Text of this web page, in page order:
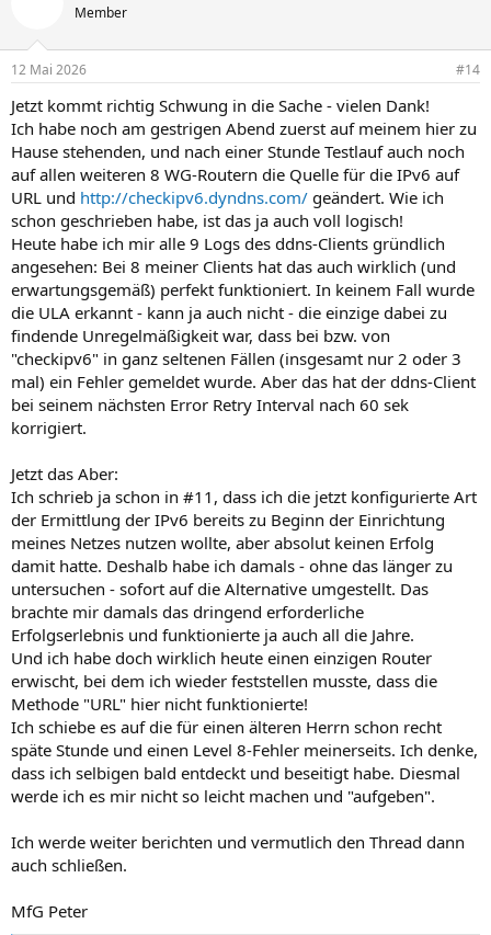
e
:
Member
12 Mai 2026 #14
Jetzt kommt richtig Schwung in die Sache - vielen Dank!
Ich habe noch am gestrigen Abend zuerst auf meinem hier zu
Hause stehenden, und nach einer Stunde Testlauf auch noch
auf allen weiteren 8 WG-Routern die Quelle für die IPv6 auf
URL und http://checkipv6.dyndns.com/ geändert. Wie ich
schon geschrieben habe, ist das ja auch voll logisch!
Heute habe ich mir alle 9 Logs des ddns-Clients gründlich
angesehen: Bei 8 meiner Clients hat das auch wirklich (und
erwartungsgemäß) perfekt funktioniert. In keinem Fall wurde
die ULA erkannt - kann ja auch nicht - die einzige dabei zu
findende Unregelmäßigkeit war, dass bei bzw. von
"checkipv6" in ganz seltenen Fällen (insgesamt nur 2 oder 3
mal) ein Fehler gemeldet wurde. Aber das hat der ddns-Client
bei seinem nächsten Error Retry Interval nach 60 sek
korrigiert.
Jetzt das Aber:
Ich schrieb ja schon in #11, dass ich die jetzt konfigurierte Art
der Ermittlung der IPv6 bereits zu Beginn der Einrichtung
meines Netzes nutzen wollte, aber absolut keinen Erfolg
damit hatte. Deshalb habe ich damals - ohne das länger zu
untersuchen - sofort auf die Alternative umgestellt. Das
brachte mir damals das dringend erforderliche
Erfolgserlebnis und funktionierte ja auch all die Jahre.
Und ich habe doch wirklich heute einen einzigen Router
erwischt, bei dem ich wieder feststellen musste, dass die
Methode "URL" hier nicht funktionierte!
Ich schiebe es auf die für einen älteren Herrn schon recht
späte Stunde und einen Level 8-Fehler meinerseits. Ich denke,
dass ich selbigen bald entdeckt und beseitigt habe. Diesmal
werde ich es mir nicht so leicht machen und "aufgeben".
Ich werde weiter berichten und vermutlich den Thread dann
auch schließen.
MfG Peter